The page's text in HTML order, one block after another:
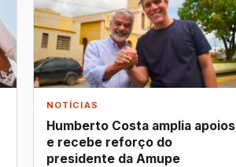
NOTÍCIAS
Humberto Costa amplia apoios
e recebe reforço do
presidente da Amupe